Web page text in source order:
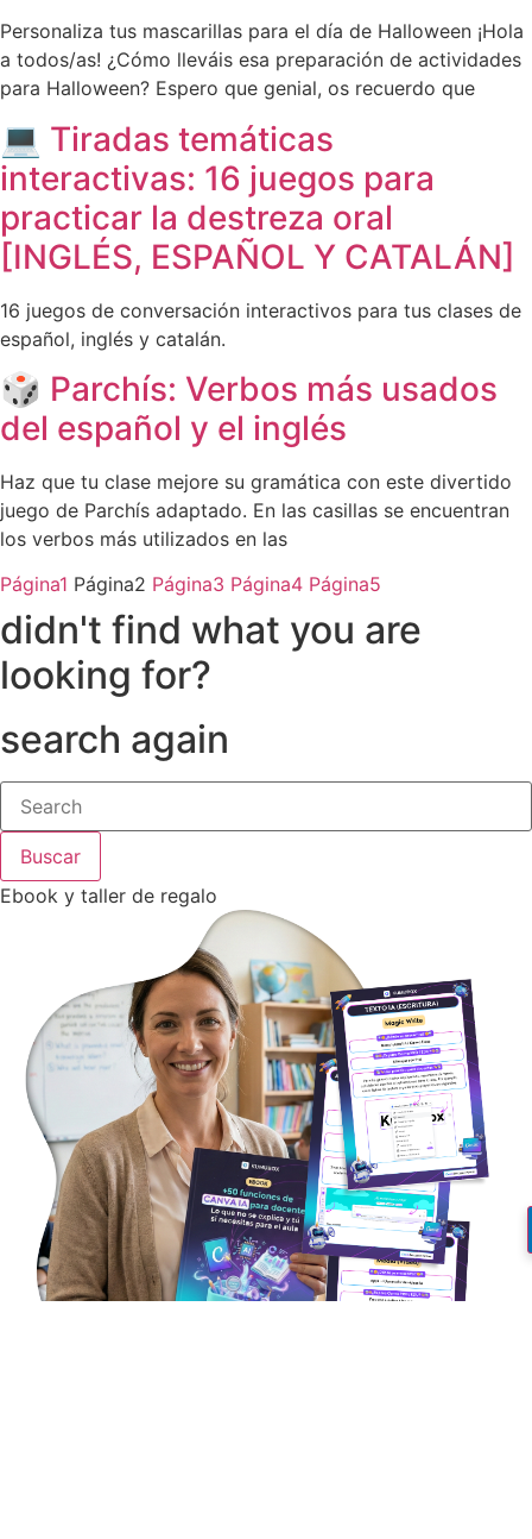
Personaliza tus mascarillas para el día de Halloween ¡Hola
a todos/as! ¿Cómo lleváis esa preparación de actividades
para Halloween? Espero que genial, os recuerdo que
💻 Tiradas temáticas
interactivas: 16 juegos para
practicar la destreza oral
[INGLÉS, ESPAÑOL Y CATALÁN]
16 juegos de conversación interactivos para tus clases de
español, inglés y catalán.
🎲 Parchís: Verbos más usados
del español y el inglés
Haz que tu clase mejore su gramática con este divertido
juego de Parchís adaptado. En las casillas se encuentran
los verbos más utilizados en las
Página1 Página2 Página3 Página4 Página5
didn't find what you are
looking for?
search again
Buscar
Ebook y taller de regalo